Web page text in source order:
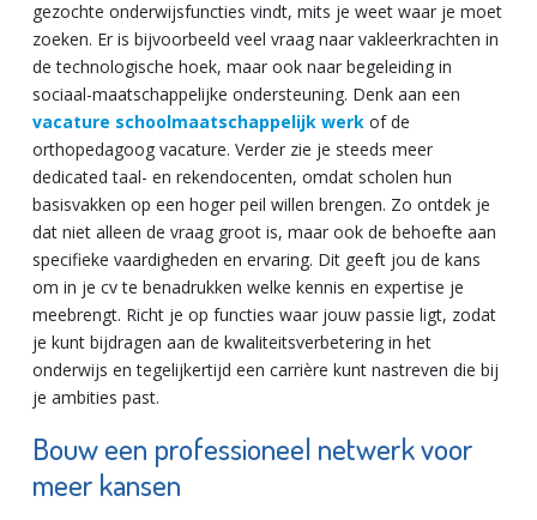
gezochte onderwijsfuncties vindt, mits je weet waar je moet
zoeken. Er is bijvoorbeeld veel vraag naar vakleerkrachten in
de technologische hoek, maar ook naar begeleiding in
sociaal-maatschappelijke ondersteuning. Denk aan een
vacature schoolmaatschappelijk werk of de
orthopedagoog vacature. Verder zie je steeds meer
dedicated taal- en rekendocenten, omdat scholen hun
basisvakken op een hoger peil willen brengen. Zo ontdek je
dat niet alleen de vraag groot is, maar ook de behoefte aan
specifieke vaardigheden en ervaring. Dit geeft jou de kans
om in je cv te benadrukken welke kennis en expertise je
meebrengt. Richt je op functies waar jouw passie ligt, zodat
je kunt bijdragen aan de kwaliteitsverbetering in het
onderwijs en tegelijkertijd een carrière kunt nastreven die bij
je ambities past.
Bouw een professioneel netwerk voor
meer kansen